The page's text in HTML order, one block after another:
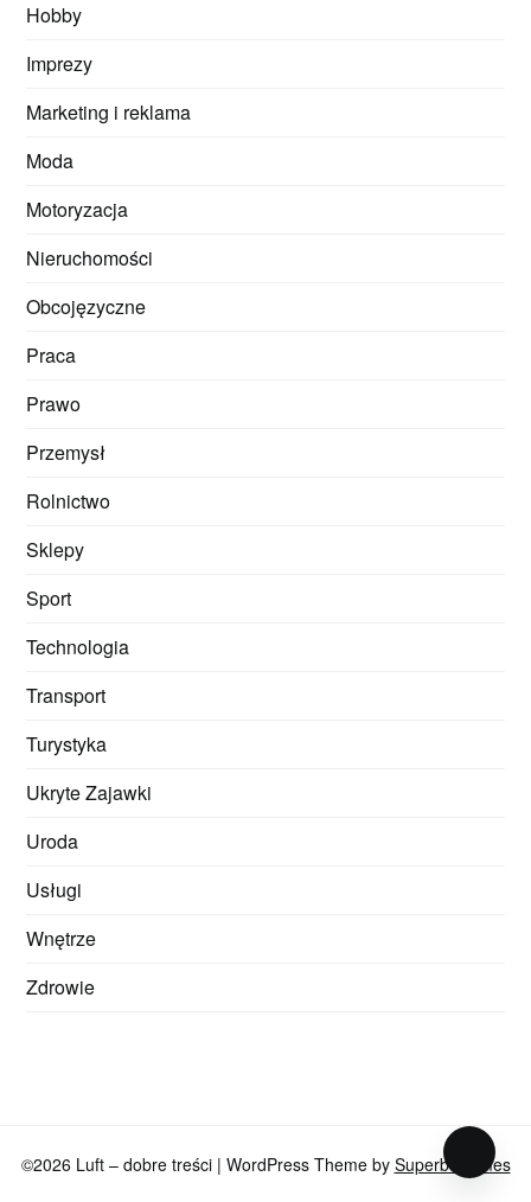
Hobby
Imprezy
Marketing i reklama
Moda
Motoryzacja
Nieruchomości
Obcojęzyczne
Praca
Prawo
Przemysł
Rolnictwo
Sklepy
Sport
Technologia
Transport
Turystyka
Ukryte Zajawki
Uroda
Usługi
Wnętrze
Zdrowie
©2026 Luft – dobre treści | WordPress Theme by SuperbThemes